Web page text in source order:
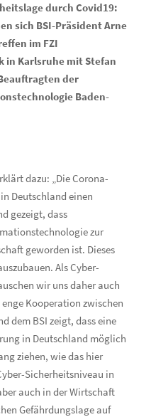
durch Covid19:
sich BSI-Präsident Arne
im FZI
in Karlsruhe mit Stefan
der
Baden-
dazu: „Die Corona-
Deutschland einen
gezeigt, dass
zur
geworden ist. Dieses
Als Cyber-
wir uns daher auch
Kooperation zwischen
dem BSI zeigt, dass eine
in Deutschland möglich
ziehen, wie das hier
Sicherheitsniveau in
auch in der Wirtschaft
Gefährdungslage auf